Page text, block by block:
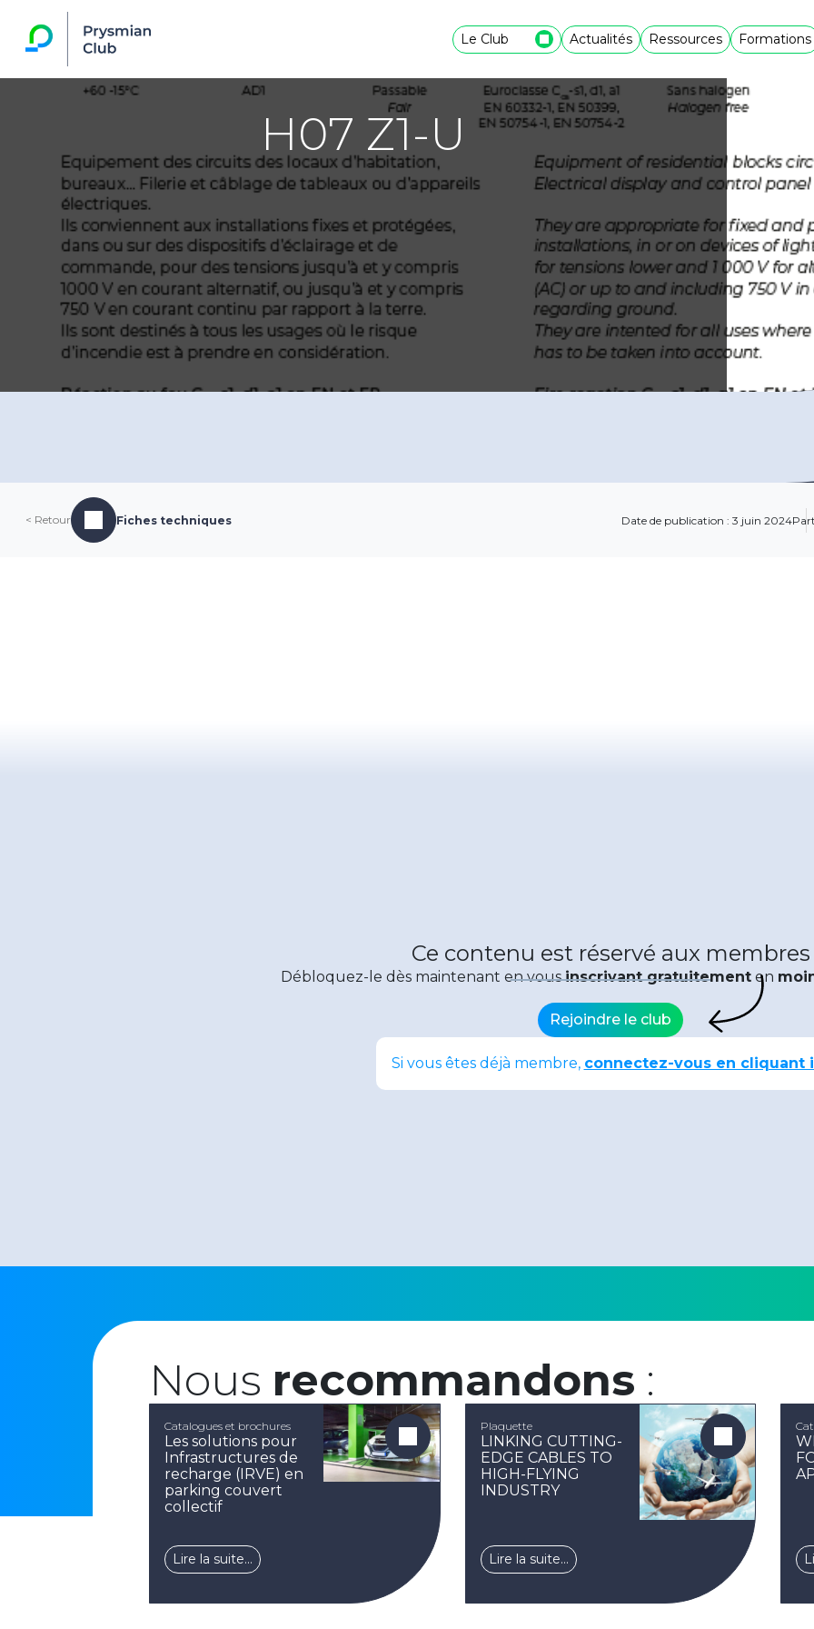
Le Club Actualités Ressources Formations
H07 Z1-U
< Retour Fiches techniques
Ce contenu est réservé aux membres
Débloquez-le dès maintenant en vousinscrivant gratuitement en
Rejoindre le club
Si vous êtes déjà membre, connectez-vous en cliquant
Date de publication : 3 juin 2024
Nous recommandons :
Catalogues et brochures
Les solutions pour
Infrastructures de
recharge (IRVE) en
parking couvert
collectif
Lire la suite…
Plaquette
LINKING CUTTING-
EDGE CABLES TO
HIGH-FLYING
INDUSTRY
Lire la suite…